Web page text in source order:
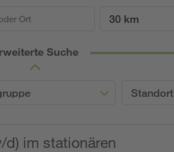
30 km
Suche
Standort
im stationären